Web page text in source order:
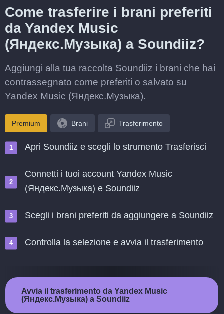
Come trasferire i brani preferiti
da Yandex Music
(Яндекс.Музыка) a Soundiiz?
Aggiungi alla tua raccolta Soundiiz i brani che hai
contrassegnato come preferiti o salvato su
Yandex Music (Яндекс.Музыка).
Premium Brani Trasferimento
Apri Soundiiz e scegli lo strumento Trasferisci
Connetti i tuoi account Yandex Music
(Яндекс.Музыка) e Soundiiz
Scegli i brani preferiti da aggiungere a Soundiiz
Controlla la selezione e avvia il trasferimento
Avvia il trasferimento da Yandex Music
(Яндекс.Музыка) a Soundiiz